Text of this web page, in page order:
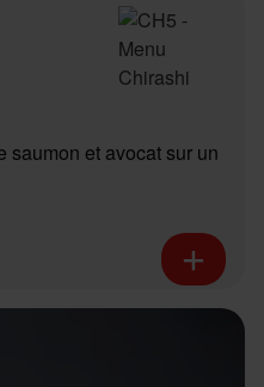
saumon et avocat sur un